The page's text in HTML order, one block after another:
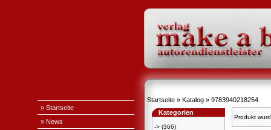
» Startseite
» News
Startseite » Katalog » 9783940218254
Kategorien
-> (366)
Produkt